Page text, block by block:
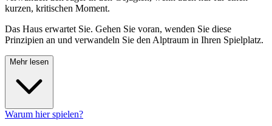
kurzen, kritischen Moment.
Das Haus erwartet Sie. Gehen Sie voran, wenden Sie diese
Prinzipien an und verwandeln Sie den Alptraum in Ihren Spielplatz.
Mehr lesen
Warum hier spielen?